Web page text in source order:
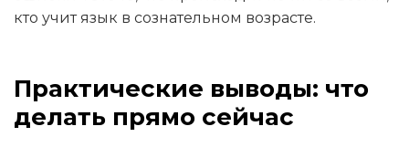
кто учит язык в сознательном возрасте.
Практические выводы: что
делать прямо сейчас